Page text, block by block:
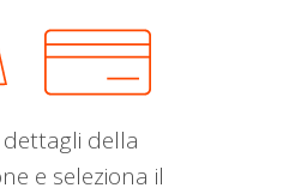
dettagli della
e seleziona il